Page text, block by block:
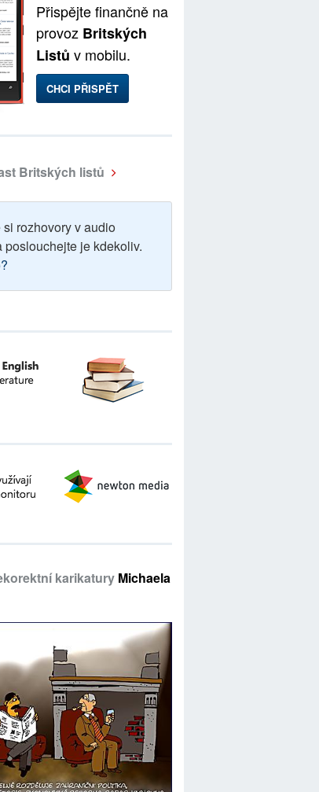
Přispějte finančně na
provoz Britských
Listů v mobilu.
CHCI PŘISPĚT
Britských listů
rozhovory v audio
poslouchejte je kdekoliv.
karikatury Michaela